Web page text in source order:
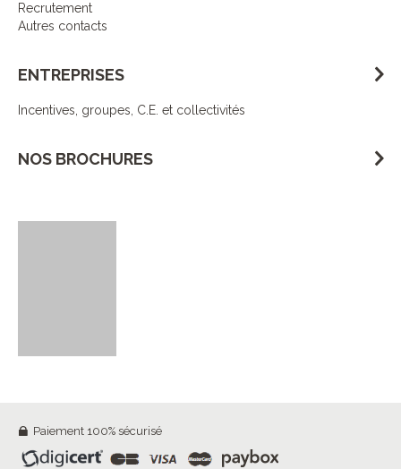
Recrutement
Autres contacts
ENTREPRISES
Incentives, groupes, C.E. et collectivités
NOS BROCHURES
Paiement 100% sécurisé